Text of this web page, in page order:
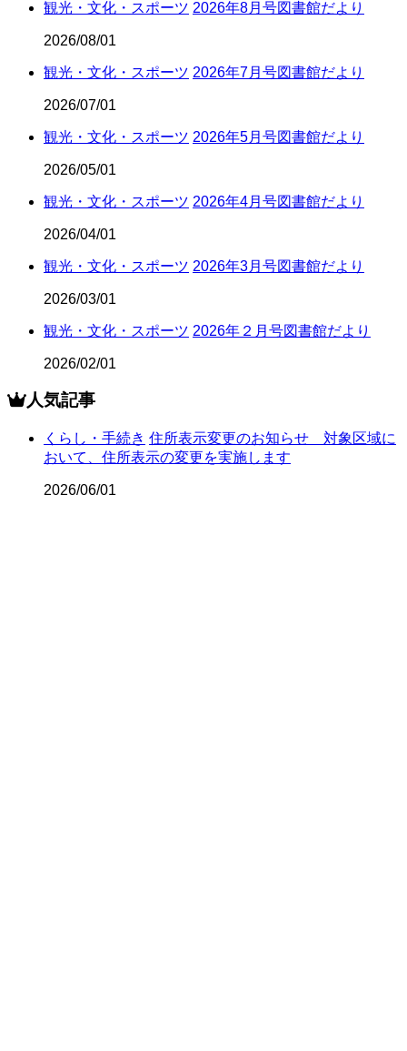
#2025年4月号
#2025年9月号 #2026年1月号
#2026年6月号 #2026年7月号
観光・文化・スポーツ 2026年8月号図書館だより
2026/08/01
観光・文化・スポーツ 2026年7月号図書館だより
2026/07/01
観光・文化・スポーツ 2026年5月号図書館だより
2026/05/01
観光・文化・スポーツ 2026年4月号図書館だより
2026/04/01
観光・文化・スポーツ 2026年3月号図書館だより
2026/03/01
観光・文化・スポーツ 2026年２月号図書館だより
2026/02/01
人気記事
くらし・手続き 住所表示変更のお知らせ 対象区域に
おいて、住所表示の変更を実施します
2026/06/01